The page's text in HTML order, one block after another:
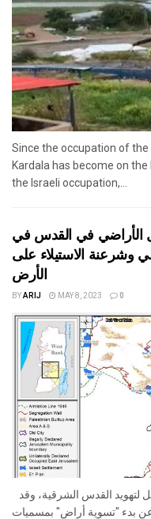
Since the occupation of
Kardala has become on
the Israeli occupation,...
عن6900, تسجيل الأراضي في القدس في
وشرعنة الاستيلاء على
الأرض
BYARIJ MAY 8, 2023 0
عن بدء "تسوية أراضٍ" بمسميات